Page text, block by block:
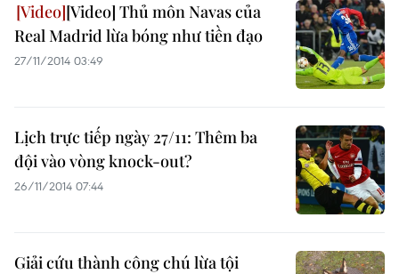
[Video] Thủ môn Navas của
Real Madrid lừa bóng như tiền đạo
27/11/2014 03:49
Lịch trực tiếp ngày 27/11: Thêm ba
đội vào vòng knock-out?
26/11/2014 07:44
Giải cứu thành công chú lừa tội